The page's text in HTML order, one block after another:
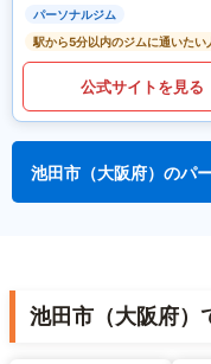
パーソナルジム
駅から5分以内のジムに通いたい
公式サイトを見る
池田市（大阪府）のパ
池田市（大阪府）